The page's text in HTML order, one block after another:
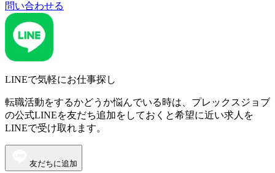
問い合わせる
LINEで気軽にお仕事探し
転職活動をするかどうか悩んでいる時は、プレックスジョブ
の公式LINEを友だち追加をしておくと希望に近い求人を
LINEで受け取れます。
友だちに追加